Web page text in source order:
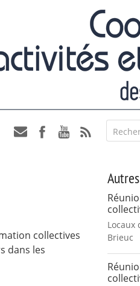
collectives
dans les
Locaux
Brieuc